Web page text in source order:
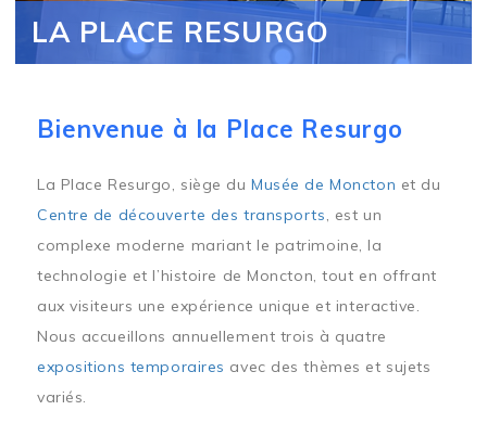
LA PLACE RESURGO
Bienvenue à la Place Resurgo
La Place Resurgo, siège duMusée de Moncton et du
Centre de découverte des transports, est un
complexe moderne mariant le patrimoine, la
technologie et l’histoire de Moncton, tout en offrant
aux visiteurs une expérience unique et interactive.
Nous accueillons annuellement trois à quatre
expositions temporaires avec des thèmes et sujets
variés.